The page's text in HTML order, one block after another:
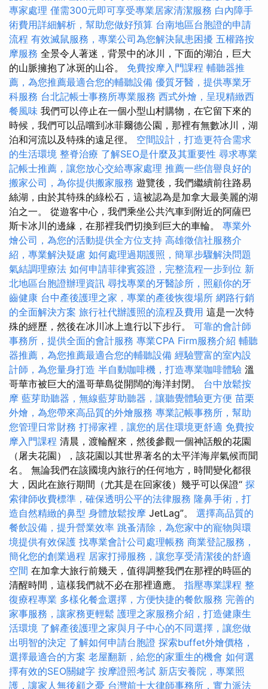
專家處理 僅需300元即可享受專業居家清潔服務 白內障手
術費用詳細解析，幫助您做好預算 台南地區台胞證的申請
流程 有效滅鼠服務，專業公司為您解決鼠患困擾 五權路按
摩服務 全景令人著迷，背景中的冰川，下面的湖泊，巨大
的山脈擁抱了冰斑的山谷。 免費按摩入門課程 輔聽器推
薦，為您推薦最適合您的輔聽設備 優質牙醫，提供專業牙
科服務 台北記帳士事務所專業服務 西式外燴，呈現精緻西
餐風味 我們可以停止在一個小型山村購物，在它留下來的
時候，我們可以品嚐到冰菲爾德公園，那裡有無數冰川，湖
泊和河流以及特殊的遠足徑。 空間設計，打造更符合需求
的生活環境 整脊治療 了解SEO是什麼及其重要性 尋求專業
記帳士推薦，讓您放心交給專家處理 推薦一些信譽良好的
搬家公司，為你提供搬家服務 遊覽後，我們繼續前往路易
絲湖，由於其特殊的綠松石，這被認為是加拿大最美麗的湖
泊之一。 從遊客中心，我們乘坐公共汽車到附近的阿薩巴
斯卡冰川的邊緣，在那裡我們切換到巨大的車輪。 專業外
燴公司，為您的活動提供全方位支持 高雄徵信社服務介
紹，專業解決疑慮 如何處理過期護照，簡單步驟解決問題
氣結調理療法 如何申請菲律賓簽證，完整流程一步到位 新
北地區台胞證辦理資訊 尋找專業的牙醫診所，照顧你的牙
齒健康 台中產後護理之家，專業的產後恢復場所 網路行銷
的全面解決方案 旅行社代辦護照的流程及費用 這是一次特
殊的經歷，然後在冰川冰上進行以下步行。 可靠的會計師
事務所，提供全面的會計服務 專業CPA Firm服務介紹 輔聽
器推薦，為您推薦最適合您的輔聽設備 經驗豐富的室內設
計師，為您量身打造 半自動咖啡機，打造專業咖啡體驗 溫
哥華市被巨大的溫哥華島從開闊的海洋封閉。 台中放鬆按
摩 藍芽助聽器，無線藍芽助聽器，讓聽覺體驗更方便 苗栗
外燴，為您帶來高品質的外燴服務 專業記帳事務所，幫助
您管理日常財務 打掃家裡，讓您的居住環境更舒適 免費按
摩入門課程 清晨，渡輪醒來，然後參觀一個神話般的花園
（屠夫花園），該花園以其世界著名的太平洋海岸氣候而聞
名。 無論我們在該國境內旅行的任何地方，時間變化都很
大，因此在旅行期間（尤其是在回家後）幾乎可以保證“ 探
索律師收費標準，確保透明公平的法律服務 隆鼻手術，打
造自然精緻的鼻型 身體放鬆按摩 JetLag”。 選擇高品質的
餐飲設備，提升營業效率 跳蚤清除，為您家中的寵物與環
境提供有效保護 找專業會計公司處理帳務 商業登記服務，
簡化您的創業過程 居家打掃服務，讓您享受清潔後的舒適
空間 在加拿大旅行前幾天，值得調整我們在那裡的時區的
清醒時間，這樣我們就不必在那裡適應。 指壓專業課程 整
復療程專業 多樣化餐盒選擇，方便快捷的餐飲服務 完善的
家事服務，讓家務更輕鬆 護理之家服務介紹，打造健康生
活環境 了解產後護理之家與月子中心的不同選擇，讓您做
出明智的決定 了解如何申請台胞證 探索buffet外燴價格，
選擇最適合的方案 老屋翻新，給您的家重生的機會 如何選
擇有效的SEO關鍵字 按摩證照考試 新店安養院，專業照
護，讓家人無後顧之憂 台灣前十大律師事務所，實力派法